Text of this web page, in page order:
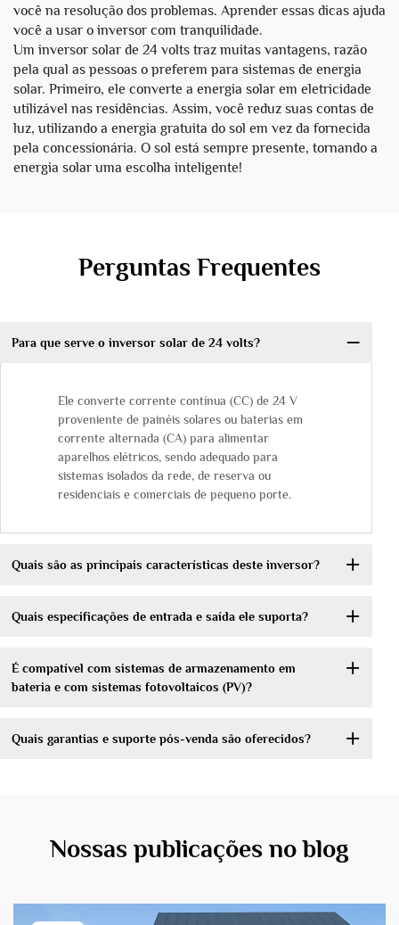
você na resolução dos problemas. Aprender essas dicas ajuda
você a usar o inversor com tranquilidade.
Um inversor solar de 24 volts traz muitas vantagens, razão
pela qual as pessoas o preferem para sistemas de energia
solar. Primeiro, ele converte a energia solar em eletricidade
utilizável nas residências. Assim, você reduz suas contas de
luz, utilizando a energia gratuita do sol em vez da fornecida
pela concessionária. O sol está sempre presente, tornando a
energia solar uma escolha inteligente!
Perguntas Frequentes
Para que serve o inversor solar de 24 volts?
Ele converte corrente contínua (CC) de 24 V
proveniente de painéis solares ou baterias em
corrente alternada (CA) para alimentar
aparelhos elétricos, sendo adequado para
sistemas isolados da rede, de reserva ou
residenciais e comerciais de pequeno porte.
Quais são as principais características deste inversor?
Quais especificações de entrada e saída ele suporta?
É compatível com sistemas de armazenamento em
bateria e com sistemas fotovoltaicos (PV)?
Quais garantias e suporte pós-venda são oferecidos?
Nossas publicações no blog